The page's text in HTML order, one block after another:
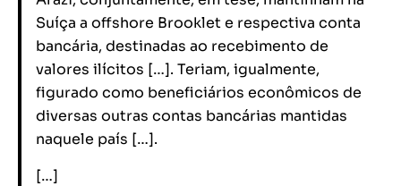
Suíça a offshore Brooklet e respectiva conta
bancária, destinadas ao recebimento de
valores ilícitos […]. Teriam, igualmente,
figurado como beneficiários econômicos de
diversas outras contas bancárias mantidas
naquele país […].
[…]